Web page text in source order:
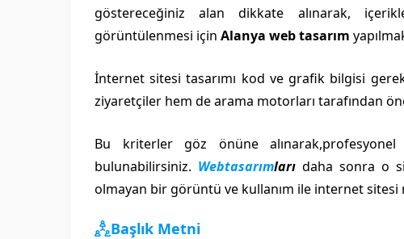
göstereceğiniz alan dikkate alınarak,
görüntülenmesi için Alanya web tasarım
İnternet sitesi tasarımı kod ve grafik bilgisi
ziyaretçiler hem de arama motorları tarafından
Bu kriterler göz önüne
bulunabilirsiniz. Webtasarımlarıdaha sonra o
olmayan bir görüntü ve kullanım ile internet sitesi
Başlık Metni